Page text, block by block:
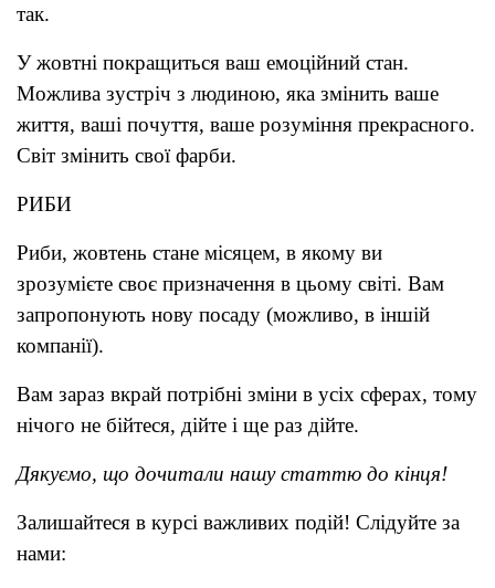
так.
У жовтні покращиться ваш емоційний стан.
Можлива зустріч з людиною, яка змінить ваше
життя, ваші почуття, ваше розуміння прекрасного.
Світ змінить свої фарби.
РИБИ
Риби, жовтень стане місяцем, в якому ви
зрозумієте своє призначення в цьому світі. Вам
запропонують нову посаду (можливо, в іншій
компанії).
Вам зараз вкрай потрібні зміни в усіх сферах, тому
нічого не бійтеся, дійте і ще раз дійте.
Дякуємо, що дочитали нашу статтю до кінця!
Залишайтеся в курсі важливих подій! Слідуйте за
нами: